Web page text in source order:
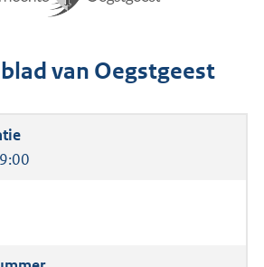
van Oegstgeest